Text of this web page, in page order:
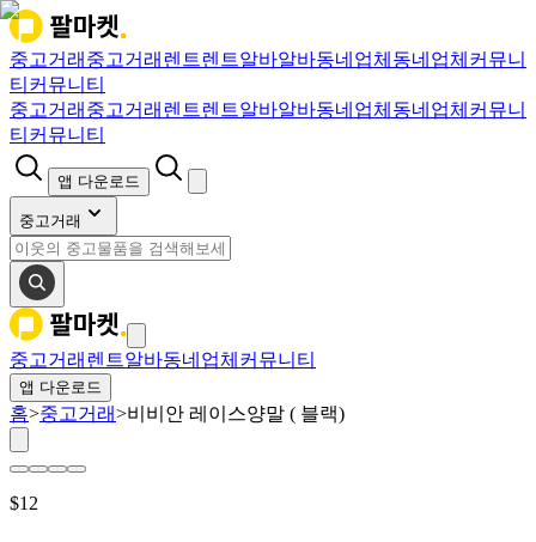
중고거래 중고거래 렌트렌트알바알바동네업체 동네업체 커뮤니
티 커뮤니티
중고거래 중고거래 렌트렌트알바알바동네업체 동네업체 커뮤니
티 커뮤니티
앱 다운로드
중고거래
중고거래 렌트알바동네업체 커뮤니티
앱 다운로드
홈>중고거래>비비안 레이스양말 ( 블랙)
$12